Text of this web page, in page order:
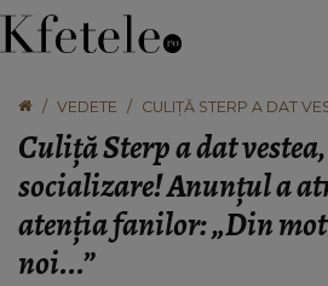
VEDETE
CULIȚĂ STERP A DAT
FANILOR: „DIN MOTIVE
Culiță Sterp a dat
socializare! Anunțul a
atenția fanilor: „Din
noi...”